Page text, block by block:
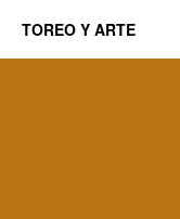
TOREO Y ARTE